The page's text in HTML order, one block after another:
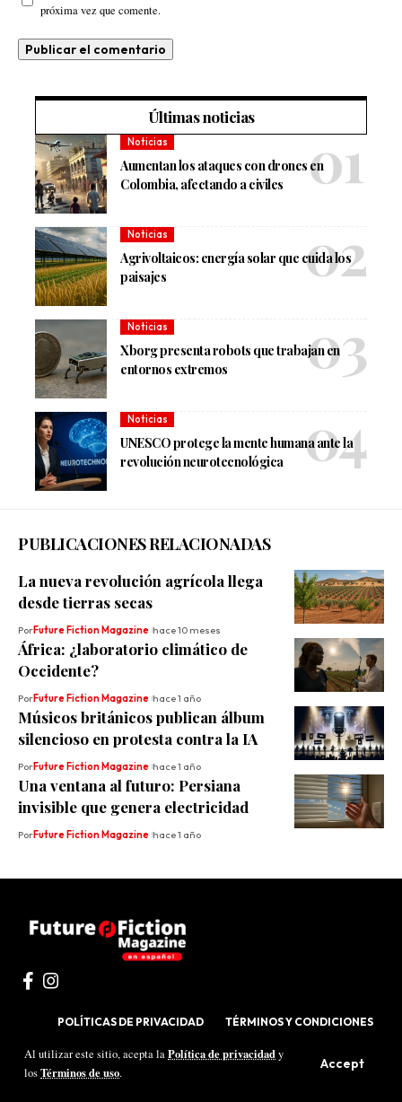
Al utilizar este sitio, acepta laPolítica de privacidady
losTérminos de uso.
Accept
próxima vez que comente.
Últimas noticias
Noticias
Aumentan los ataques con drones en
Colombia, afectando a civiles
Noticias
Agrivoltaicos: energía solar que cuida los
paisajes
Noticias
Xborg presenta robots que trabajan en
entornos extremos
Noticias
UNESCO protege la mente humana ante la
revolución neurotecnológica
PUBLICACIONES RELACIONADAS
La nueva revolución agrícola llega
desde tierras secas
PorFuture Fiction Magazine hace 10 meses
África: ¿laboratorio climático de
Occidente?
PorFuture Fiction Magazine hace 1 año
Músicos británicos publican álbum
silencioso en protesta contra la IA
PorFuture Fiction Magazine hace 1 año
Una ventana al futuro: Persiana
invisible que genera electricidad
PorFuture Fiction Magazine hace 1 año
POLÍTICAS DE PRIVACIDAD TÉRMINOS Y CONDICIONES
Desarrollado porQode